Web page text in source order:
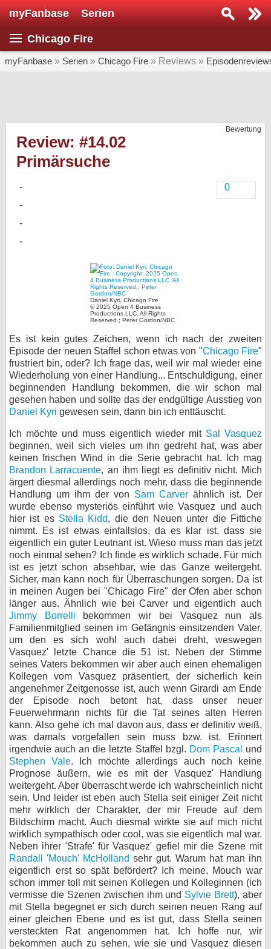
myFanbase Serien
Chicago Fire
myFanbase » Serien » Chicago Fire » Reviews »
Bewertung
Review: #14.02
Primärsuche
0
Daniel Kyri, Chicago Fire
© 2025 Open 4 Business
Productions LLC. All Rights
Reserved.; Peter Gordon/NBC
Es ist kein gutes Zeichen, wenn ich nach der zweiten
Episode der neuen Staffel schon etwas von "Chicago Fire"
frustriert bin, oder? Ich frage das, weil wir mal wieder eine
Wiederholung von einer Handlung... Entschuldigung, einer
beginnenden Handlung bekommen, die wir schon mal
gesehen haben und sollte das der endgültige Ausstieg von
Daniel Kyri gewesen sein, dann bin ich enttäuscht.
Ich möchte und muss eigentlich wieder mit Sal Vasquez
beginnen, weil sich vieles um ihn gedreht hat, was aber
keinen frischen Wind in die Serie gebracht hat. Ich mag
Brandon Larracuente, an ihm liegt es definitiv nicht. Mich
ärgert diesmal allerdings noch mehr, dass die beginnende
Handlung um ihm der von Sam Carver ähnlich ist. Der
wurde ebenso mysteriös einführt wie Vasquez und auch
hier ist es Stella Kidd, die den Neuen unter die Fittiche
nimmt. Es ist etwas einfallslos, da es klar ist, dass sie
eigentlich ein guter Leutnant ist. Wieso muss man das jetzt
noch einmal sehen? Ich finde es wirklich schade. Für mich
ist es jetzt schon absehbar, wie das Ganze weitergeht.
Sicher, man kann noch für Überraschungen sorgen. Da ist
in meinen Augen bei "Chicago Fire" der Ofen aber schon
länger aus. Ähnlich wie bei Carver und eigentlich auch
Jimmy Borrelli bekommen wir bei Vasquez nun als
Familienmitglied seinen im Gefängnis einsitzenden Vater,
um den es sich wohl auch dabei dreht, weswegen
Vasquez' letzte Chance die 51 ist. Neben der Stimme
seines Vaters bekommen wir aber auch einen ehemaligen
Kollegen vom Vasquez präsentiert, der sicherlich kein
angenehmer Zeitgenosse ist, auch wenn Girardi am Ende
der Episode noch betont hat, dass unser neuer
Feuerwehrmann nichts für die Tat seines alten Herren
kann. Also gehe ich mal davon aus, dass er definitiv weiß,
was damals vorgefallen sein muss bzw. ist. Erinnert
irgendwie auch an die letzte Staffel bzgl. Dom Pascal
und
Stephen Vale. Ich möchte allerdings auch noch keine
Prognose äußern, wie es mit der Vasquez' Handlung
weitergeht. Aber überrascht werde ich wahrscheinlich nicht
sein. Und leider ist eben auch Stella seit einiger Zeit nicht
mehr wirklich der Charakter, der mir Freude auf dem
Bildschirm macht. Auch diesmal wirkte sie auf mich nicht
wirklich sympathisch oder cool, was sie eigentlich mal war.
Neben ihrer 'Strafe' für Vasquez' gefiel mir die Szene mit
Randall 'Mouch' McHolland sehr gut. Warum hat man ihn
eigentlich erst so spät befördert? Ich meine, Mouch war
schon immer toll mit seinen Kollegen und Kolleginnen (ich
vermisse die Szenen zwischen ihm und Sylvie Brett), aber
mit Stella begegnet er sich durch seinen neuen Rang auf
einer gleichen Ebene und es ist gut, dass Stella seinen
versteckten Rat angenommen hat. Ich hoffe nur, wir
bekommen auch zu sehen, wie sie und Vasquez diesen
Serie suchen...
SERIEN
Forum
bei X
bei Facebook
Kontakt
Nutzungsbedingungen
Datenschutz
Cookie-Einstellungen
Impressum
Desktop-Ansicht
myFanbase